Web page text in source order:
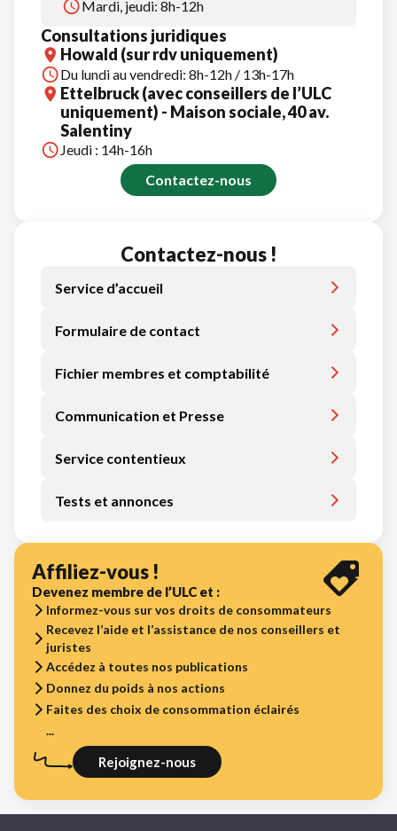
Mardi, jeudi: 8h-12h
Consultations juridiques
Howald (sur rdv uniquement)
Du lundi au vendredi: 8h-12h / 13h-17h
Ettelbruck (avec conseillers de l’ULC
uniquement) - Maison sociale, 40 av.
Salentiny
Jeudi : 14h-16h
Contactez-nous
Contactez-nous !
Service d’accueil
Formulaire de contact
Fichier membres et comptabilité
Communication et Presse
Service contentieux
Tests et annonces
Affiliez-vous !
Devenez membre de l’ULC et :
Informez-vous sur vos droits de consommateurs
Recevez l’aide et l’assistance de nos conseillers et
juristes
Accédez à toutes nos publications
Donnez du poids à nos actions
Faites des choix de consommation éclairés
...
Rejoignez-nous